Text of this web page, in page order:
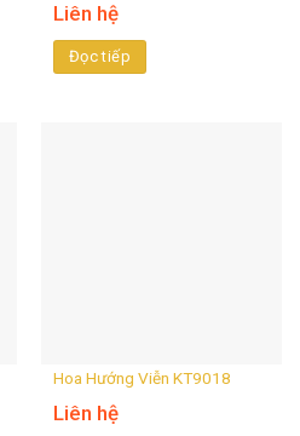
Liên hệ
Đọc tiếp
Hoa Hướng Viễn KT9018
Liên hệ